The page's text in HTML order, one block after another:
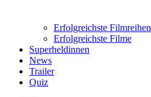
Erfolgreichste Filmreihen
Erfolgreichste Filme
Superheldinnen
News
Trailer
Quiz